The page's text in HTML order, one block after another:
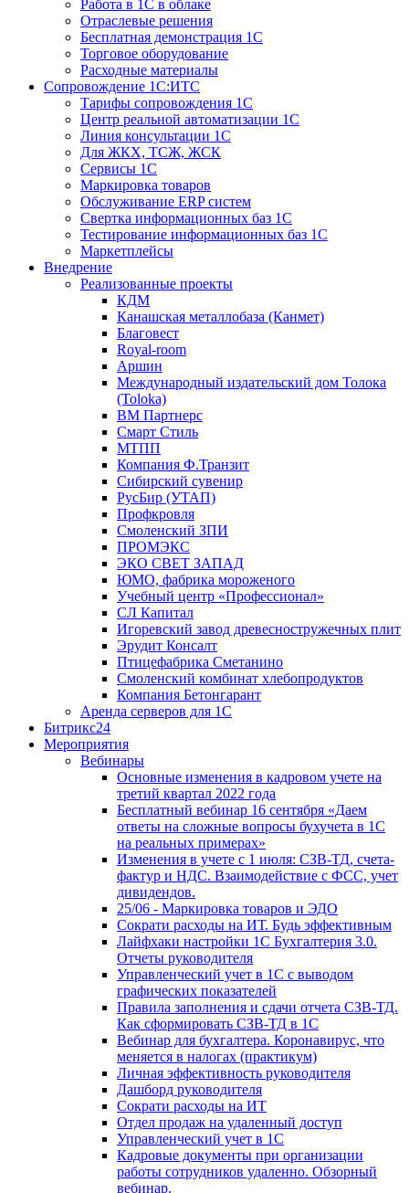
Работа в 1С в облаке
Отраслевые решения
Бесплатная демонстрация 1С
Торговое оборудование
Расходные материалы
Сопровождение 1С:ИТС
Тарифы сопровождения 1С
Центр реальной автоматизации 1С
Линия консультации 1С
Для ЖКХ, ТСЖ, ЖСК
Сервисы 1С
Маркировка товаров
Обслуживание ERP систем
Свертка информационных баз 1С
Тестирование информационных баз 1С
Маркетплейсы
Внедрение
Реализованные проекты
КДМ
Канашская металлобаза (Канмет)
Благовест
Royal-room
Аршин
Международный издательский дом Толока
(Toloka)
ВМ Партнерс
Смарт Стиль
МТПП
Компания Ф.Транзит
Сибирский сувенир
РусБир (УТАП)
Профкровля
Смоленский ЗПИ
ПРОМЭКС
ЭКО СВЕТ ЗАПАД
ЮМО, фабрика мороженого
Учебный центр «Профессионал»
СЛ Капитал
Игоревский завод древесностружечных плит
Эрудит Консалт
Птицефабрика Сметанино
Смоленский комбинат хлебопродуктов
Компания Бетонгарант
Аренда серверов для 1С
Битрикс24
Мероприятия
Вебинары
Основные изменения в кадровом учете на
третий квартал 2022 года
Бесплатный вебинар 16 сентября «Даем
ответы на сложные вопросы бухучета в 1С
на реальных примерах»
Изменения в учете с 1 июля: СЗВ-ТД, счета-
фактур и НДС. Взаимодействие с ФСС, учет
дивидендов.
25/06 - Маркировка товаров и ЭДО
Сократи расходы на ИТ. Будь эффективным
Лайфхаки настройки 1С Бухгалтерия 3.0.
Отчеты руководителя
Управленческий учет в 1С с выводом
графических показателей
Правила заполнения и сдачи отчета СЗВ-ТД.
Как сформировать СЗВ-ТД в 1С
Вебинар для бухгалтера. Коронавирус, что
меняется в налогах (практикум)
Личная эффективность руководителя
Дашборд руководителя
Сократи расходы на ИТ
Отдел продаж на удаленный доступ
Управленческий учет в 1С
Кадровые документы при организации
работы сотрудников удаленно. Обзорный
вебинар.